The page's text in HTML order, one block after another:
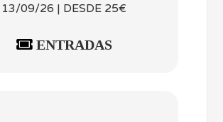
13/09/26 | DESDE 25€
ENTRADAS